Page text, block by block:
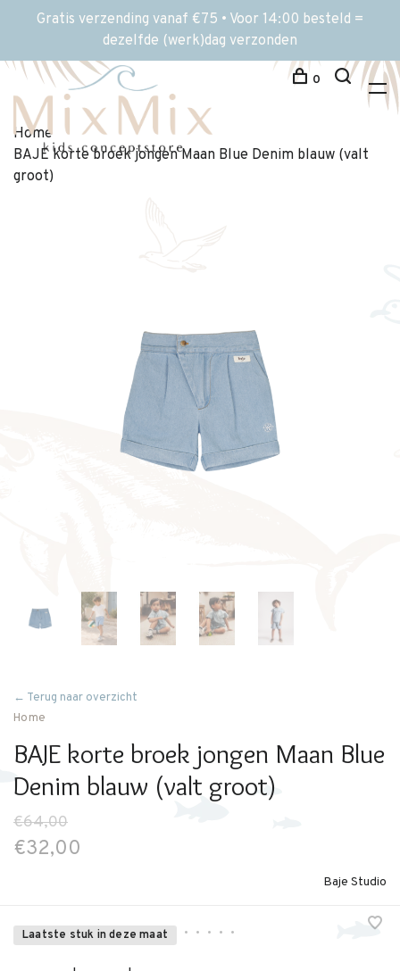
Gratis verzending vanaf €75 • Voor 14:00 besteld =
dezelfde (werk)dag verzonden
0
Home
BAJE korte broek jongen Maan Blue Denim blauw (valt
groot)
← Terug naar overzicht
Home
BAJE korte broek jongen Maan Blue
Denim blauw (valt groot)
€64,00
€32,00
Baje Studio
Laatste stuk in deze maat • • • • •